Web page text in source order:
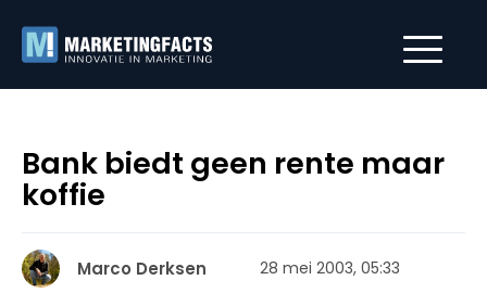
Bank biedt geen rente maar
koffie
Marco Derksen 28 mei 2003, 05:33